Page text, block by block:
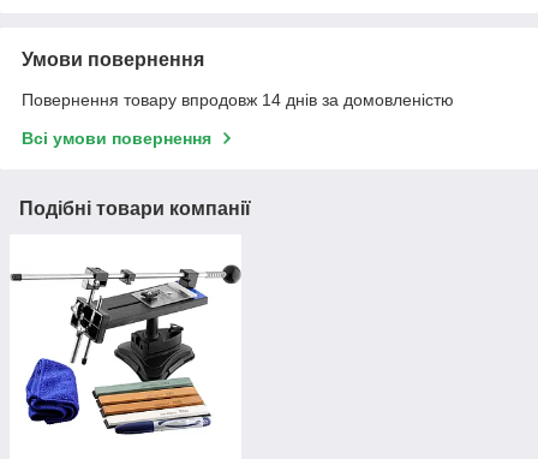
Умови повернення
Повернення товару впродовж 14 днів за домовленістю
Всі умови повернення
Подібні товари компанії